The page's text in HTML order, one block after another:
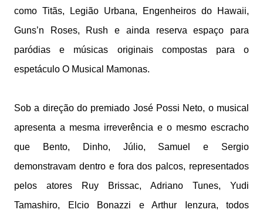
como Titãs, Legião Urbana, Engenheiros do Hawaii,
Guns’n Roses, Rush e ainda reserva espaço para
paródias e músicas originais compostas para o
espetáculo O Musical Mamonas.
Sob a direção do premiado José Possi Neto, o musical
apresenta a mesma irreverência e o mesmo escracho
que Bento, Dinho, Júlio, Samuel e Sergio
demonstravam dentro e fora dos palcos, representados
pelos atores Ruy Brissac, Adriano Tunes, Yudi
Tamashiro, Elcio Bonazzi e Arthur Ienzura, todos